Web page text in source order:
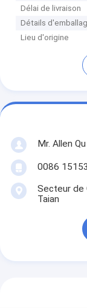
Délai de livraison
Détails
Lieu d'origine
Mr. Allen Qu
0086
Secteur de
Taian